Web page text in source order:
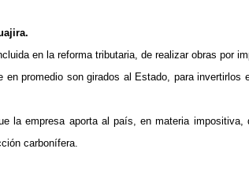
en la reforma tributaria, de realizar obras por
promedio son girados al Estado, para invertirlos
la empresa aporta al país, en materia impositiva,
carbonífera.